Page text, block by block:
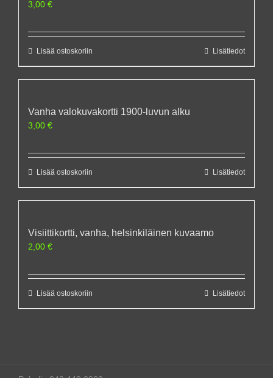
3,00 €
Lisää ostoskoriin Lisätiedot
Vanha valokuvakortti 1900-luvun alku
3,00 €
Lisää ostoskoriin Lisätiedot
Visiittikortti, vanha, helsinkiläinen kuvaamo
2,00 €
Lisää ostoskoriin Lisätiedot